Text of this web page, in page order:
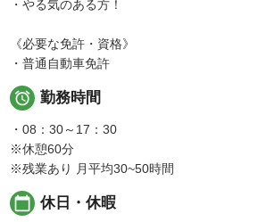
・やる気のある方！
《必要な免許・資格》
・普通自動車免許
 勤務時間
・08：30～17：30
※休憩60分
※残業あり 月平均30~50時間
calendar_today 休日・休暇